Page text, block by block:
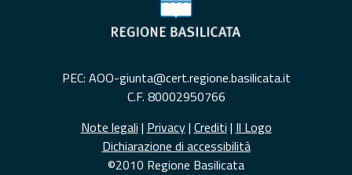
PEC: AOO-giunta@cert.regione.basilicata.it
C.F. 80002950766
Note legali | Privacy| Crediti | Il Logo
Dichiarazione di accessibilità
©2010 Regione Basilicata